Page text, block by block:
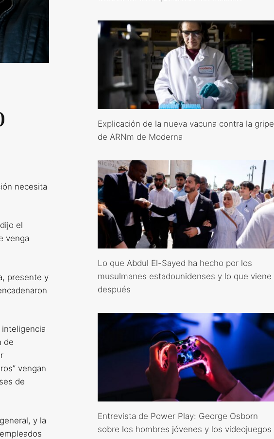
necesita
el
venga
presente y
de
vengan
de
y la
Explicación de la nueva vacuna contra la gripe
de ARNm de Moderna
Lo que Abdul El-Sayed ha hecho por los
musulmanes estadounidenses y lo que viene
después
Entrevista de Power Play: George Osborn
sobre los hombres jóvenes y los videojuegos